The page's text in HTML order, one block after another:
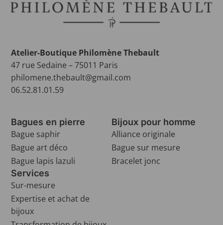
Atelier-Boutique Philomène Thebault
47 rue Sedaine – 75011 Paris
philomene.thebault@gmail.com
06.52.81.01.59
Bagues en pierre
Bague saphir
Bague art déco
Bague lapis lazuli
Bijoux pour homme
Alliance originale
Bague sur mesure
Bracelet jonc
Services
Sur-mesure
Expertise et achat de
bijoux